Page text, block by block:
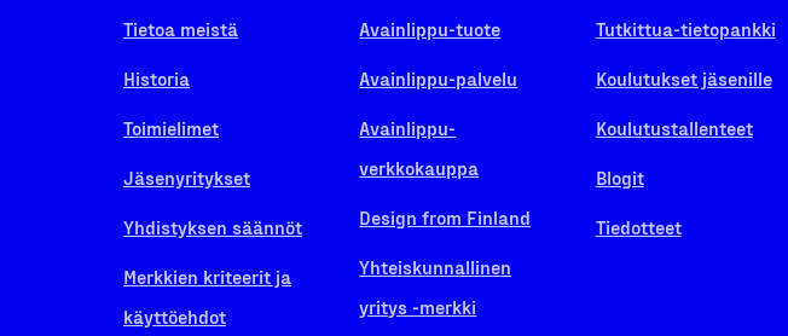
Tietoa meistä
Historia
Toimielimet
Jäsenyritykset
Yhdistyksen säännöt
Merkkien kriteerit ja
käyttöehdot
Avainlippu-tuote
Avainlippu-palvelu
Avainlippu-
verkkokauppa
Design from Finland
Yhteiskunnallinen
yritys -merkki
Tutkittua-tietopankki
Koulutukset jäsenille
Koulutustallenteet
Blogit
Tiedotteet